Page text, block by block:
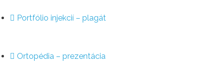
Portfólio injekcií – plagát
Ortopédia – prezentácia